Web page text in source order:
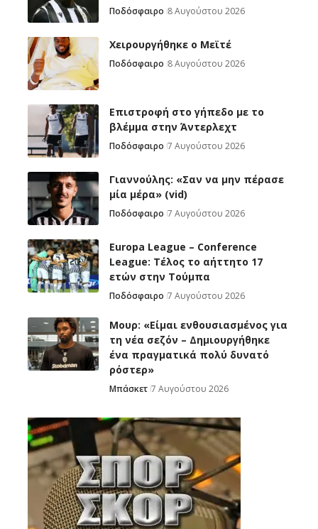
Ποδόσφαιρο 8 Αυγούστου 2026
Χειρουργήθηκε ο Μεϊτέ
Ποδόσφαιρο 8 Αυγούστου 2026
Επιστροφή στο γήπεδο με το
βλέμμα στην Άντερλεχτ
Ποδόσφαιρο 7 Αυγούστου 2026
Γιαννούλης: «Σαν να μην πέρασε
μία μέρα» (vid)
Ποδόσφαιρο 7 Αυγούστου 2026
Europa League – Conference
League: Τέλος το αήττητο 17
ετών στην Τούμπα
Ποδόσφαιρο 7 Αυγούστου 2026
Μουρ: «Είμαι ενθουσιασμένος για
τη νέα σεζόν – Δημιουργήθηκε
ένα πραγματικά πολύ δυνατό
ρόστερ»
Μπάσκετ 7 Αυγούστου 2026